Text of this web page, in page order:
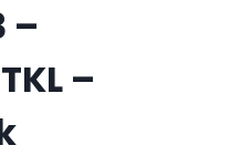
–
–